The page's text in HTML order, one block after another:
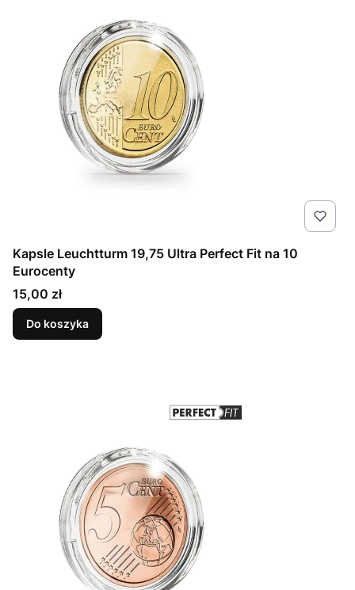
Kapsle Leuchtturm 19,75 Ultra Perfect Fit na 10
Eurocenty
Cena
15,00 zł
Do koszyka